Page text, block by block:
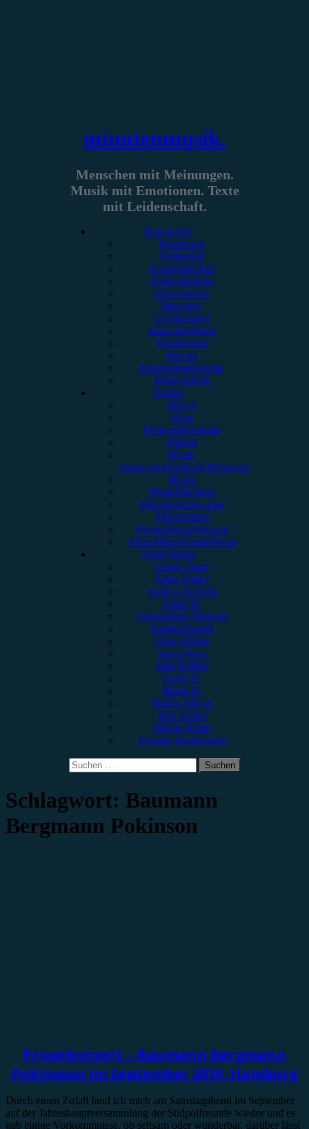
minutenmusik.
Menschen mit Meinungen.
Musik mit Emotionen. Texte
mit Leidenschaft.
Kategorien
Rezension
Vorbericht
Konzertbericht
Festivalbericht
Showbericht
Interview
Gewinnspiel
Jahresrückblick
Kommentar
Special
Erinnerungswürdig
Bildergalerie
Genres
#Rock
#Pop
#Alternative/Indie
#Metal
#Post-
Hardcore/Hardcore/Metalcore
#Punk
#Rap/Hip-Hop
#Singer/Songwriter
#Electronica
#Soundtrack/Musical
#Jazz/Blues/Gospel/Soul
Autor*innen
Unser Team
Alina Hasky
Andrea Holstein
Anna W.
Christopher Filipecki
Emilia Knebel
Gina Köhler
Jonas Horn
Julia Köhler
Lucie K.
Marie H.
Marius Meyer
Max Keller
Melvin Klein
Yvonne Hopfensack
Suchen
nach:
Schlagwort: Baumann
Bergmann Pokinson
Privatkonzert – Baumann Bergmann
Pokinsson im September 2016, Hamburg
Durch einen Zufall fand ich mich am Samstagabend im September
auf der Jahreshauptversammlung der Südpolfreunde wieder und es
gab einige Vorkommnisse, ob seltsam oder wunderbar, darüber lässt